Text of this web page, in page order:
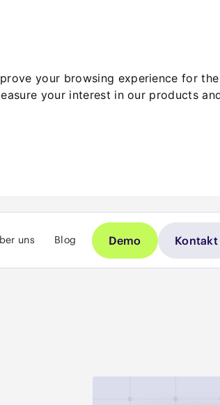
your browsing experience for
your interest in our products
uns Blog Demo Kontakt